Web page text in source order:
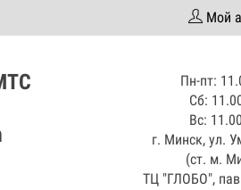
Мой
Пн-пт:
Сб:
Вс:
г. Минск, ул.
(ст. м.
ТЦ "ГЛОБО",